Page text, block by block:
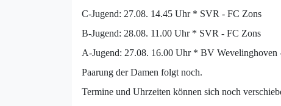
C-Jugend: 27.08. 14.45 Uhr * SVR - FC Zons
B-Jugend: 28.08. 11.00 Uhr * SVR - FC Zons
A-Jugend: 27.08. 16.00 Uhr * BV Wevelinghoven
Paarung der Damen folgt noch.
Termine und Uhrzeiten können sich noch